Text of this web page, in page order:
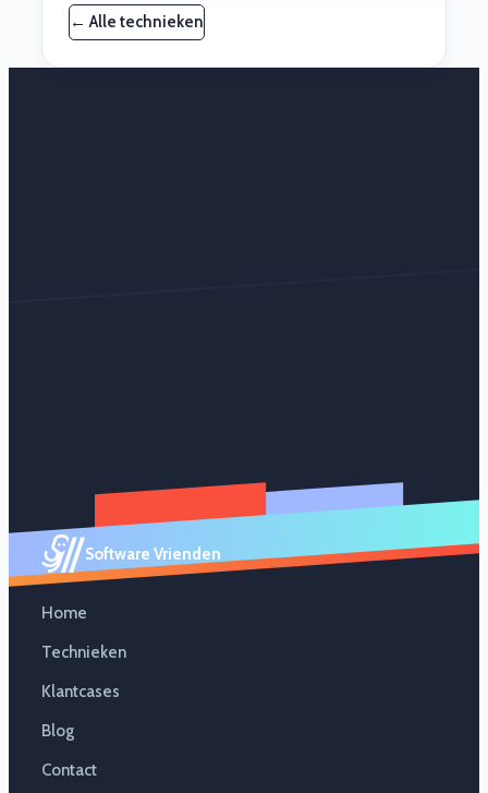
← Alle technieken
Software Vrienden
Home
Technieken
Klantcases
Blog
Contact